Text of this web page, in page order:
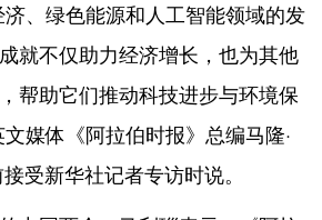
、绿色能源和人工智能领域的发
就不仅助力经济增长，也为其他
帮助它们推动科技进步与环境保
媒体《阿拉伯时报》总编马隆·
受新华社记者专访时说。